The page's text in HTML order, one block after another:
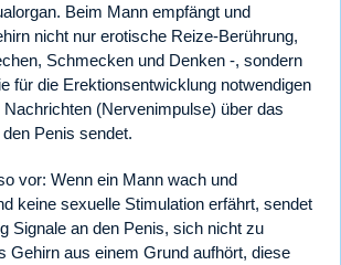
Beim Mann empfängt und
nicht nur erotische Reize-Berührung,
Schmecken und Denken -, sondern
für die Erektionsentwicklung notwendigen
(Nervenimpulse) über das
Penis sendet.
vor: Wenn ein Mann wach und
keine sexuelle Stimulation erfährt, sendet
Signale an den Penis, sich nicht zu
Gehirn aus einem Grund aufhört, diese